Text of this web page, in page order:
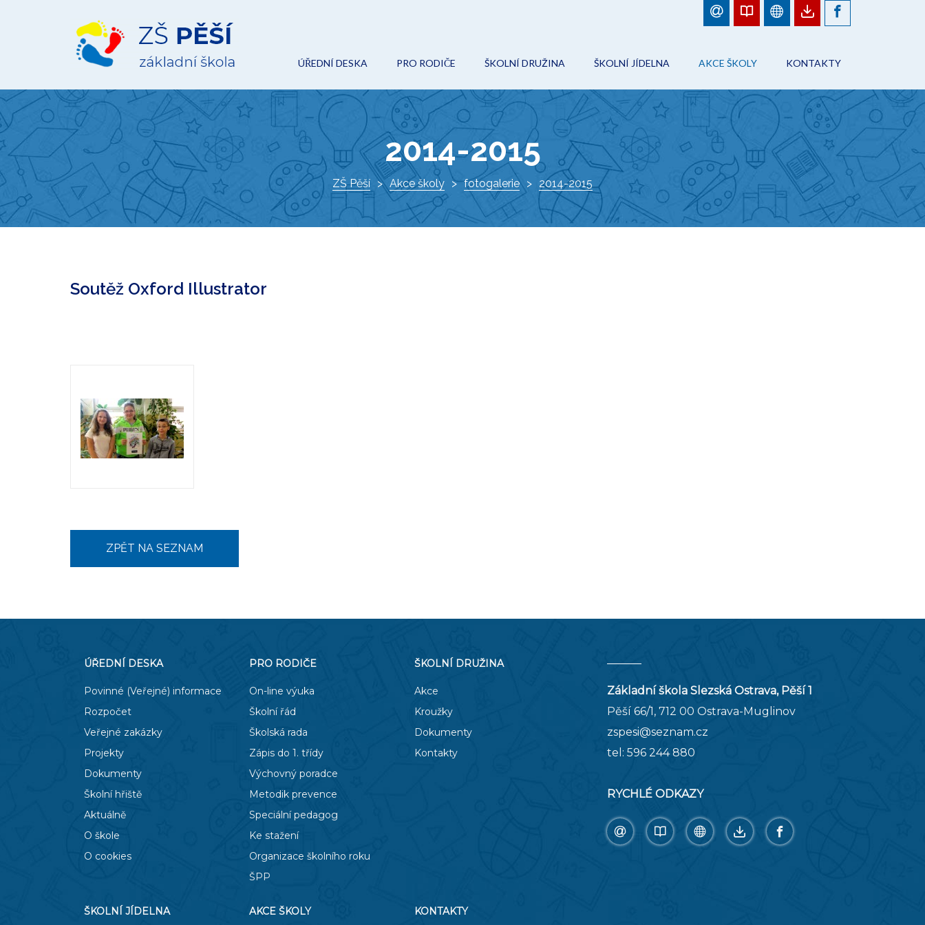
ZŠ
Pěší
ÚŘEDNÍ DESKA
POVINNÉ (VEŘEJNÉ) INFORMACE
ROZPOČET
VEŘEJNÉ ZAKÁZKY
PROJEKTY
DOKUMENTY
PRO RODIČE
ON-LINE VÝUKA
ŠKOLNÍ ŘÁD
ŠKOLSKÁ RADA
ZÁPIS DO 1. TŘÍDY
VÝCHOVNÝ PORADCE
ŠKOLNÍ DRUŽINA
AKCE
KROUŽKY
DOKUMENTY
KONTAKTY
ŠKOLNÍ JÍDELNA
OBJEDNÁVKY JÍDEL
ŘÁD ŠKOLNÍHO STRAVOVÁNÍ
INFORMACE
KONTAKTY
AKCE ŠKOLY
FOTOGALERIE
PLÁN AKCÍ
AKCE ŠKOLY
KONTAKTY
ŠKOLA
PRACOVNÍCI ŠKOLY
ŠKOLNÍ JÍDELNA
ŠKOLNÍ DRUŽINA
2014-2015
ZŠ Pěší Akce školy fotogalerie 2014-2015
Soutěž Oxford Illustrator
ZPĚT NA SEZNAM
ÚŘEDNÍ DESKA
Povinné (Veřejné) informace
Rozpočet
Veřejné zakázky
Projekty
Dokumenty
Školní hřiště
Aktuálně
O škole
O cookies
PRO RODIČE
On-line výuka
Školní řád
Školská rada
Zápis do 1. třídy
Výchovný poradce
Metodik prevence
Speciální pedagog
Ke stažení
Organizace školního roku
ŠPP
ŠKOLNÍ DRUŽINA
Akce
Kroužky
Dokumenty
Kontakty
ŠKOLNÍ JÍDELNA AKCE ŠKOLY KONTAKTY
Základní škola Slezská Ostrava, Pěší 1
Pěší 66/1, 712 00 Ostrava-Muglinov
zspesi@seznam.cz
tel: 596 244 880
RYCHLÉ ODKAZY